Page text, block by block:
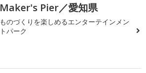
Maker's Pier／愛知県
ものづくりを楽しめるエンターテインメン
トパーク